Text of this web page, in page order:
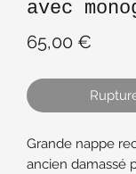
avec
65,00 €
Grande nappe
ancien damassé